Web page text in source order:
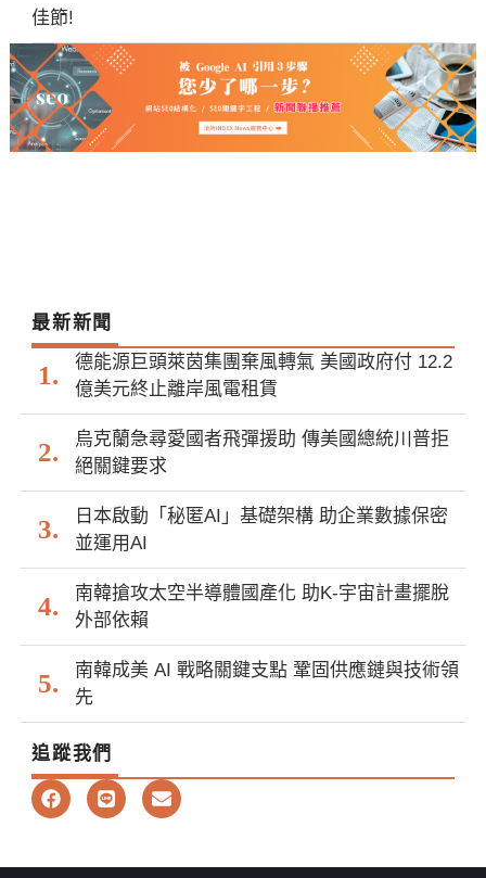
佳節!
最新新聞
德能源巨頭萊茵集團棄風轉氣 美國政府付 12.2
億美元終止離岸風電租賃
烏克蘭急尋愛國者飛彈援助 傳美國總統川普拒
絕關鍵要求
日本啟動「秘匿AI」基礎架構 助企業數據保密
並運用AI
南韓搶攻太空半導體國產化 助K-宇宙計畫擺脫
外部依賴
南韓成美 AI 戰略關鍵支點 鞏固供應鏈與技術領
先
追蹤我們
F
a
b
L
i
E
n
l